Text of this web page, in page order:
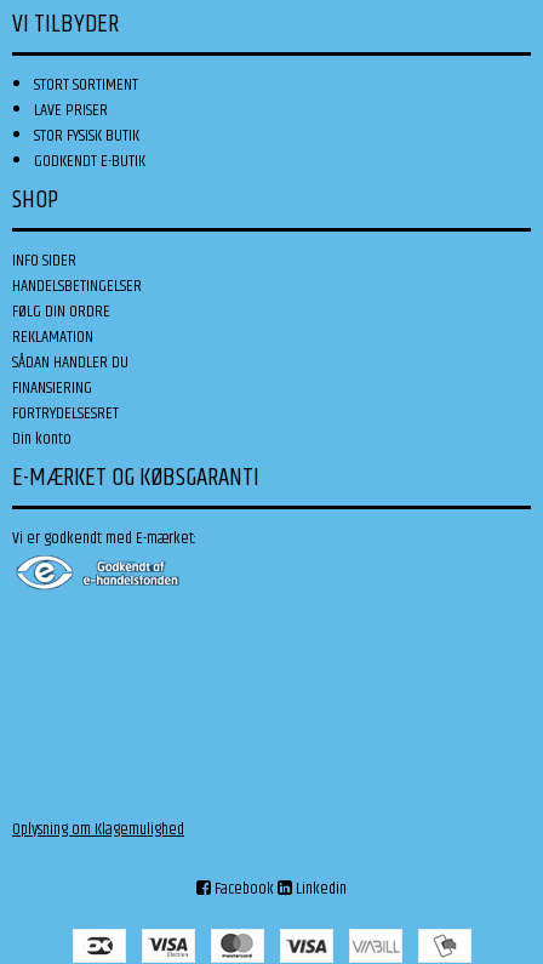
VI TILBYDER
STORT SORTIMENT
LAVE PRISER
STOR FYSISK BUTIK
GODKENDT E-BUTIK
SHOP
INFO SIDER
HANDELSBETINGELSER
FØLG DIN ORDRE
REKLAMATION
SÅDAN HANDLER DU
FINANSIERING
FORTRYDELSESRET
Din konto
E-MÆRKET OG KØBSGARANTI
Vi er godkendt med E-mærket:
Oplysning om Klagemulighed
Facebook Linkedin